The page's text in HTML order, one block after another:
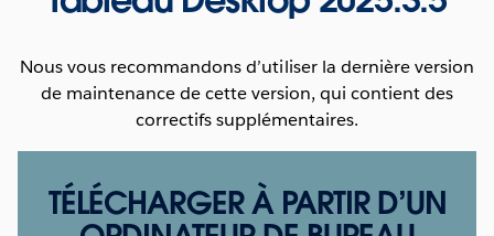
Nous vous recommandons d’utiliser la dernière version
de maintenance de cette version, qui contient des
correctifs supplémentaires.
TÉLÉCHARGER À PARTIR D’UN